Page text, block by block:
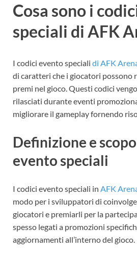
Cosa sono i
speciali di AFK
I codici evento speciali di AFK
di caratteri che i giocatori possono
premi nel gioco. Questi codici
rilasciati durante eventi
migliorare il gameplay fornendo
Definizione e
evento speciali
I codici evento speciali in AFK
modo per i sviluppatori di
giocatori e premiarli per la
spesso legati a promozioni
aggiornamenti all’interno del gioco.